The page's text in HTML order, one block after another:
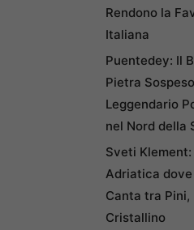
Rendono la
Italiana
Puentedey: Il
Pietra
Leggendario
nel Nord della
Sveti Klement:
Adriatica
Canta tra Pini,
Cristallino